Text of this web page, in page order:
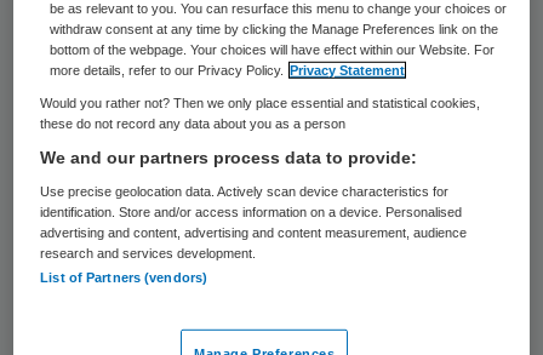
Een kwaliteitsstatuut beschrijft hoe een
ggz-organisatie de kwaliteit van zorg borgt.
Het statuut moet ervoor zorgen dat de
juiste zorg op het juiste moment aan een
zijn verplicht in 2022 een nieuw
be as relevant to you. You can resurface this menu to change your choices or
withdraw consent at any time by clicking the Manage Preferences link on the
bottom of the webpage. Your choices will have effect within our Website. For
more details, refer to our Privacy Policy.
Privacy Statement
Would you rather not? Then we only place essential and statistical cookies,
these do not record any data about you as a person
We and our partners process data to provide:
Use precise geolocation data. Actively scan device characteristics for
identification. Store and/or access information on a device. Personalised
advertising and content, advertising and content measurement, audience
research and services development.
List of Partners (vendors)